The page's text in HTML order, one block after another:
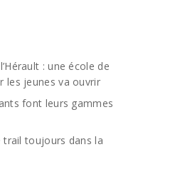
: une école de
les jeunes va ouvrir
font leurs gammes
trail toujours dans la